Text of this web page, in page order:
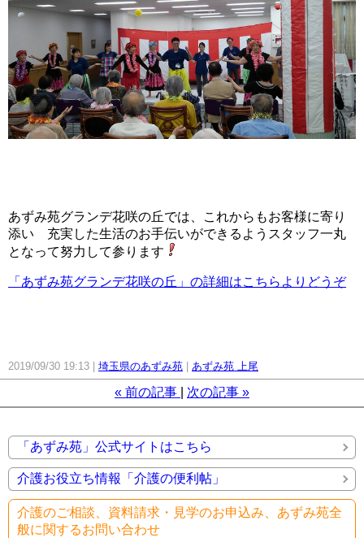
あずみ苑グランデ花咲の丘では、これからもお客様に寄り
添い 充実した生活のお手伝いができるようスタッフ一丸
となって努力して参ります
「あずみ苑グランデ花咲の丘」の詳細はこちらよりどうぞ
2019/09/30 19:13 埼玉県のあずみ苑 あずみ苑 上尾
« 前の記事 次の記事 »
「あずみ苑」公式サイトはこちら
介護お役立ち情報「介護の便利帖」
介護のご相談、資料請求・見学のお申込み、あずみ苑全
般に関するお問い合わせ